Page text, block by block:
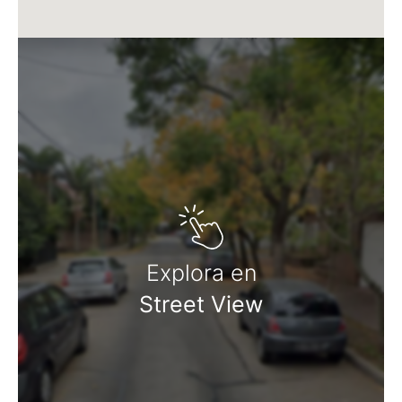
Av. Libertador 4189 - La Lucila - Prov. de Bs. As.
Matrícula CUCICBA N° 8264
Av. Juramento 1775 - Belgrano - CABA
Explora en
Street View